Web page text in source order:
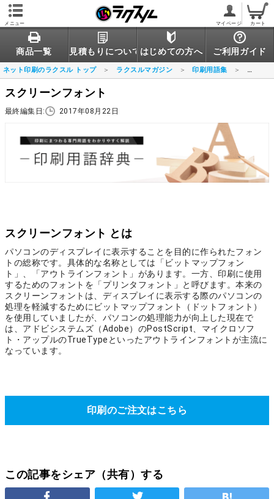
メニュー マイページ カート
商品一覧 見積もりについてはじめての方へ ご利用ガイド
ネット印刷のラクスル トップ ラクスルマガジン 印刷用語集 スクリ
スクリーンフォント
最終編集日: 2017年08月22日
スクリーンフォント とは
パソコンのディスプレイに表示することを目的に作られたフォン
トの総称です。具体的な名称としては「ビットマップフォン
ト」、「アウトラインフォント」があります。一方、印刷に使用
するためのフォントを「プリンタフォント」と呼びます。本来の
スクリーンフォントは、ディスプレイに表示する際のパソコンの
処理を軽減するためにビットマップフォント（ドットフォント）
を使用していましたが、パソコンの処理能力が向上した現在で
は、アドビシステムズ（Adobe）のPostScript、マイクロソフ
ト・アップルのTrueTypeといったアウトラインフォントが主流に
なっています。
印刷のご注文はこちら
この記事をシェア（共有）する